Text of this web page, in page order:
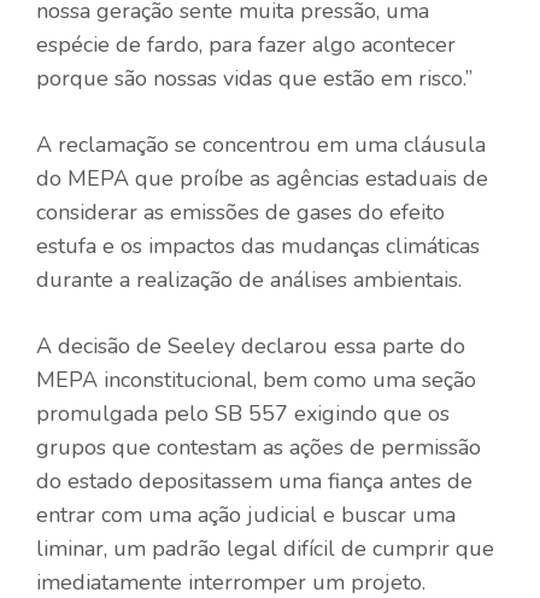
nossa geração sente muita pressão, uma
espécie de fardo, para fazer algo acontecer
porque são nossas vidas que estão em risco.”
A reclamação se concentrou em uma cláusula
do MEPA que proíbe as agências estaduais de
considerar as emissões de gases do efeito
estufa e os impactos das mudanças climáticas
durante a realização de análises ambientais.
A decisão de Seeley declarou essa parte do
MEPA inconstitucional, bem como uma seção
promulgada pelo SB 557 exigindo que os
grupos que contestam as ações de permissão
do estado depositassem uma fiança antes de
entrar com uma ação judicial e buscar uma
liminar, um padrão legal difícil de cumprir que
imediatamente interromper um projeto.